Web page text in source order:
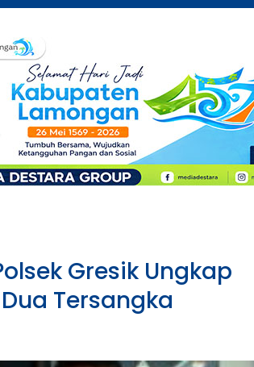
Gresik Ungkap
Tersangka